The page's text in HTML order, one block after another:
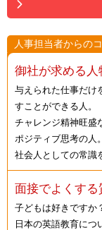
人事担当者からの
御社が求める人
与えられた仕事だけ
すことができる人。
チャレンジ精神旺盛
ポジティブ思考の人。
社会人としての常識
面接でよくする
子どもは好きですか
日本の英語教育につ